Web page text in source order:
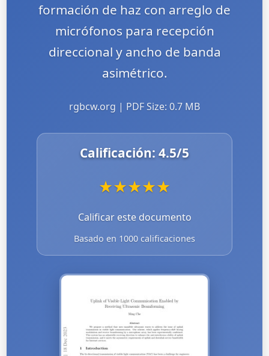
formación de haz con arreglo de
micrófonos para recepción
direccional y ancho de banda
asimétrico.
rgbcw.org | PDF Size: 0.7 MB
Calificación: 4.5/5
★★★★★
Calificar este documento
Basado en 1000 calificaciones